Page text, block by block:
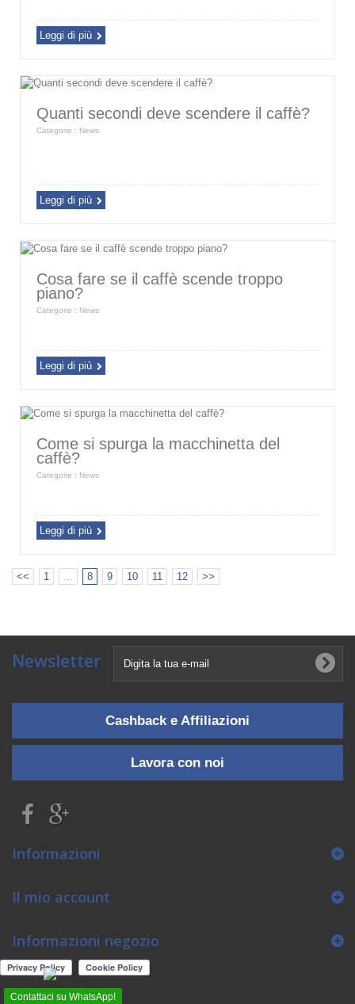
Leggi di più
Quanti secondi deve scendere il caffè?
Categorie : News
Leggi di più
Cosa fare se il caffè scende troppo
piano?
Categorie : News
Leggi di più
Come si spurga la macchinetta del
caffè?
Categorie : News
Leggi di più
<< 1 ... 8 9 10 11 12 >>
Newsletter
Cashback e Affiliazioni
Lavora con noi
Informazioni
Il mio account
Informazioni negozio
Contattaci su WhatsApp!